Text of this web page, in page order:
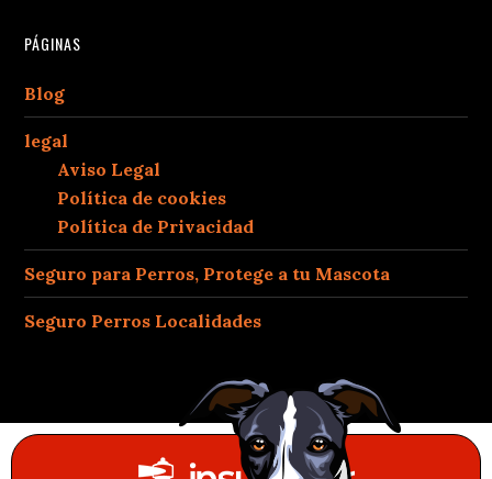
PÁGINAS
Blog
legal
Aviso Legal
Política de cookies
Política de Privacidad
Seguro para Perros, Protege a tu Mascota
Seguro Perros Localidades